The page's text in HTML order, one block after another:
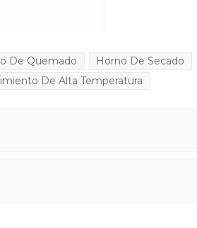
De Quemado
Horno De Secado
De Alta Temperatura